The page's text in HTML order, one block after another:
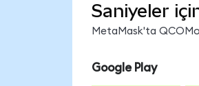
Saniyeler
MetaMask'ta
Google Play